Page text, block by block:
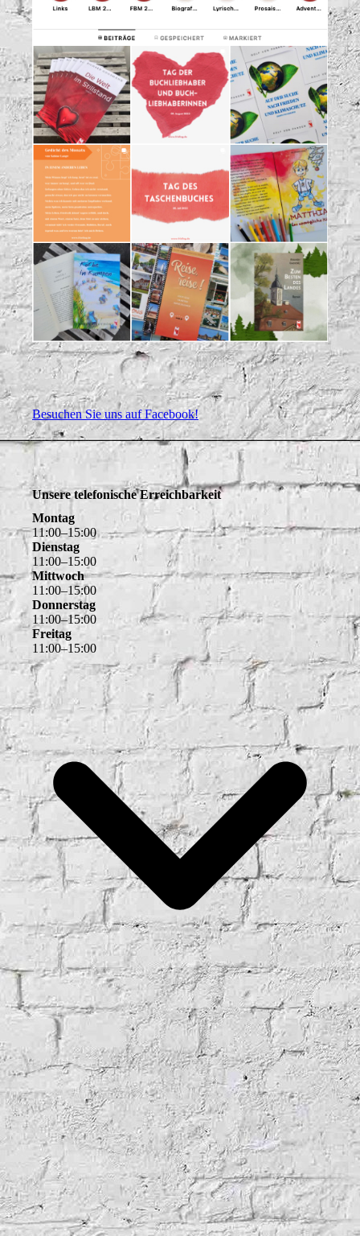
Besuchen Sie uns auf Facebook!
Unsere telefonische Erreichbarkeit
Montag
11:00–15:00
Dienstag
11 :00–15:00
Mittwoch
11 :00–15:00
Donnerstag
11 :00–15:00
Freitag
11 :00–15:00